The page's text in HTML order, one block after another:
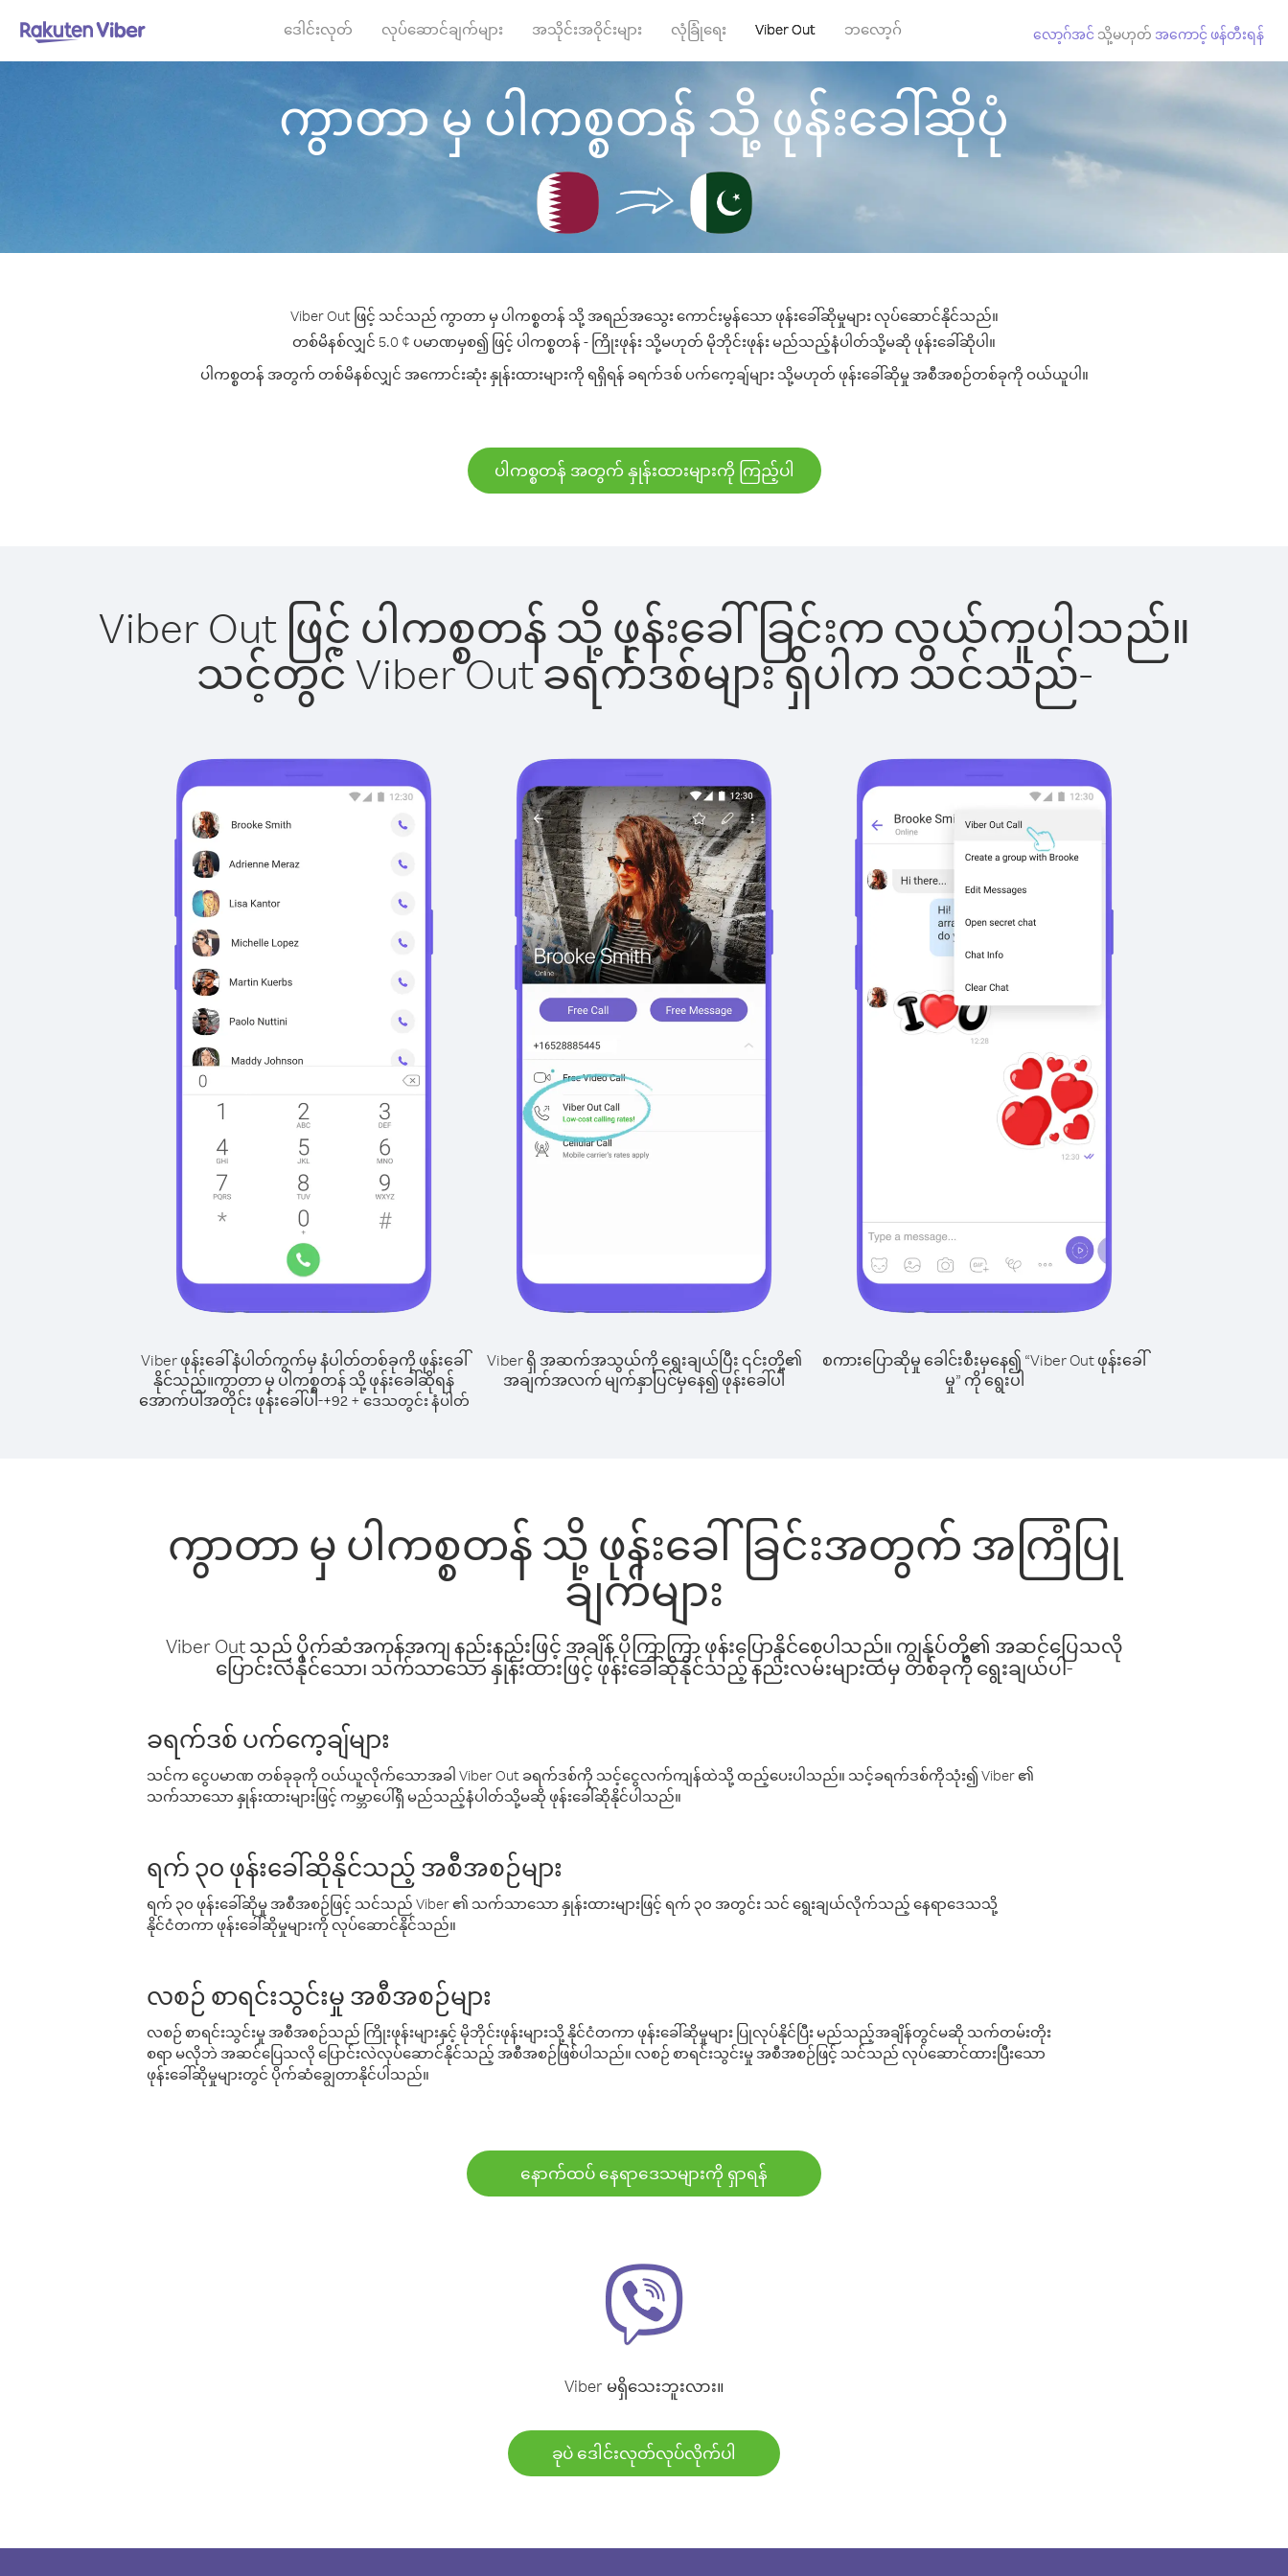
ဒေါင်းလုတ် လုပ်ဆောင်ချက်များ အသိုင်းအဝိုင်းများ လုံခြုံရေး Viber Out ဘလော့ဂ် လော့ဂ်အင် သို့မဟုတ် အကောင့် ဖန်တီးရန်
ကွာတာ မှ ပါကစ္စတန် သို့ ဖုန်းခေါ်ဆိုပုံ
Viber Out ဖြင့် သင်သည် ကွာတာ မှ ပါကစ္စတန် သို့ အရည်အသွေး ကောင်းမွန်သော ဖုန်းခေါ်ဆိုမှုများ လုပ်ဆောင်နိုင်သည်။
တစ်မိနစ်လျှင် 5.0 ¢ ပမာဏမှစ၍ ဖြင့် ပါကစ္စတန် - ကြိုးဖုန်း သို့မဟုတ် မိုဘိုင်းဖုန်း မည်သည့်နံပါတ်သို့မဆို ဖုန်းခေါ်ဆိုပါ။
ပါကစ္စတန် အတွက် တစ်မိနစ်လျှင် အကောင်းဆုံး နှုန်းထားများကို ရရှိရန် ခရက်ဒစ် ပက်ကေ့ချ်များ သို့မဟုတ် ဖုန်းခေါ်ဆိုမှု အစီအစဉ်တစ်ခုကို ဝယ်ယူပါ။
ပါကစ္စတန် အတွက် နှုန်းထားများကို ကြည့်ပါ
Viber Out ဖြင့် ပါကစ္စတန် သို့ ဖုန်းခေါ်ခြင်းက လွယ်ကူပါသည်။
သင့်တွင် Viber Out ခရက်ဒစ်များ ရှိပါက သင်သည်-
Viber ဖုန်းခေါ်နံပါတ်ကွက်မှ နံပါတ်တစ်ခုကို ဖုန်းခေါ်
နိုင်သည်။ကွာတာ မှ ပါကစ္စတန် သို့ ဖုန်းခေါ်ဆိုရန်
အောက်ပါအတိုင်း ဖုန်းခေါ်ပါ-+92+ဒေသတွင်း နံပါတ်
Viber ရှိ အဆက်အသွယ်ကို ရွေးချယ်ပြီး ၎င်းတို့၏
အချက်အလက် မျက်နှာပြင်မှနေ၍ ဖုန်းခေါ်ပါ
စကားပြောဆိုမှု ခေါင်းစီးမှနေ၍ “Viber Out ဖုန်းခေါ်
မှု” ကို ရွေးပါ
ကွာတာ မှ ပါကစ္စတန် သို့ ဖုန်းခေါ်ခြင်းအတွက် အကြံပြု
ချက်များ
Viber Out သည် ပိုက်ဆံအကုန်အကျ နည်းနည်းဖြင့် အချိန် ပိုကြာကြာ ဖုန်းပြောနိုင်စေပါသည်။ ကျွန်ုပ်တို့၏ အဆင်ပြေသလို
ပြောင်းလဲနိုင်သော၊ သက်သာသော နှုန်းထားဖြင့် ဖုန်းခေါ်ဆိုနိုင်သည့် နည်းလမ်းများထဲမှ တစ်ခုကို ရွေးချယ်ပါ-
ခရက်ဒစ် ပက်ကေ့ချ်များ
သင်က ငွေပမာဏ တစ်ခုခုကို ဝယ်ယူလိုက်သောအခါ Viber Out ခရက်ဒစ်ကို သင့်ငွေလက်ကျန်ထဲသို့ ထည့်ပေးပါသည်။ သင့်ခရက်ဒစ်ကိုသုံး၍ Viber ၏
သက်သာသော နှုန်းထားများဖြင့် ကမ္ဘာပေါ်ရှိ မည်သည့်နံပါတ်သို့မဆို ဖုန်းခေါ်ဆိုနိုင်ပါသည်။
ရက် ၃၀ ဖုန်းခေါ်ဆိုနိုင်သည့် အစီအစဉ်များ
ရက် ၃၀ ဖုန်းခေါ်ဆိုမှု အစီအစဉ်ဖြင့် သင်သည် Viber ၏ သက်သာသော နှုန်းထားများဖြင့် ရက် ၃၀ အတွင်း သင် ရွေးချယ်လိုက်သည့် နေရာဒေသသို့
နိုင်ငံတကာ ဖုန်းခေါ်ဆိုမှုများကို လုပ်ဆောင်နိုင်သည်။
လစဉ် စာရင်းသွင်းမှု အစီအစဉ်များ
လစဉ် စာရင်းသွင်းမှု အစီအစဉ်သည် ကြိုးဖုန်းများနှင့် မိုဘိုင်းဖုန်းများသို့ နိုင်ငံတကာ ဖုန်းခေါ်ဆိုမှုများ ပြုလုပ်နိုင်ပြီး မည်သည့်အချိန်တွင်မဆို သက်တမ်းတိုး
စရာ မလိုဘဲ အဆင်ပြေသလို ပြောင်းလဲလုပ်ဆောင်နိုင်သည့် အစီအစဉ်ဖြစ်ပါသည်။ လစဉ် စာရင်းသွင်းမှု အစီအစဉ်ဖြင့် သင်သည် လုပ်ဆောင်ထားပြီးသော
ဖုန်းခေါ်ဆိုမှုများတွင် ပိုက်ဆံချွေတာနိုင်ပါသည်။
နောက်ထပ် နေရာဒေသများကို ရှာရန်
Viber မရှိသေးဘူးလား။
ခုပဲ ဒေါင်းလုတ်လုပ်လိုက်ပါ